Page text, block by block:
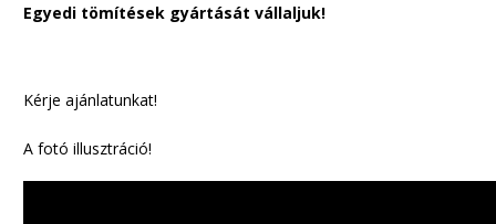
Egyedi tömítések gyártását vállaljuk!
Kérje ajánlatunkat!
A fotó illusztráció!